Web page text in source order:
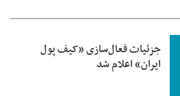
جزئیات فعال‌سازی «کیف پول
ایران» اعلام شد